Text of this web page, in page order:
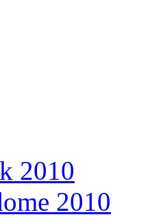
2010
2010